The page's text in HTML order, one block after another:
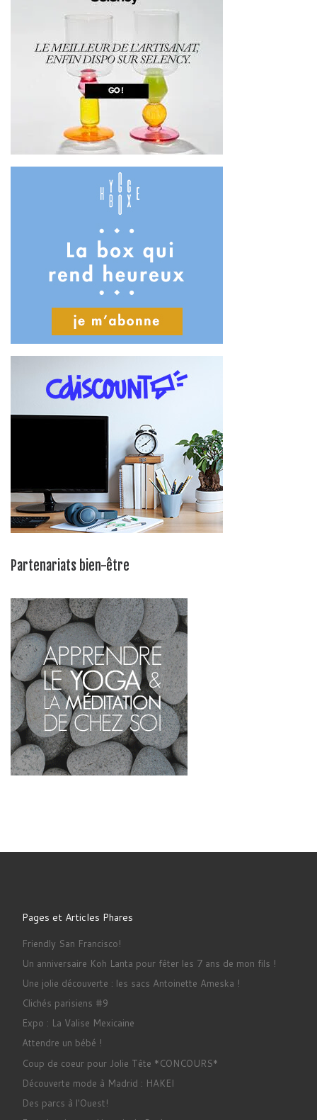
Partenariats bien-être
Pages et Articles Phares
Friendly San Francisco!
Un anniversaire Koh Lanta pour fêter les 7 ans de mon fils !
Une jolie découverte : les sacs Antoinette Ameska !
Clichés parisiens #9
Expo : La Valise Mexicaine
Attendre un bébé !
Coup de coeur pour Jolie Tête *CONCOURS*
Découverte mode à Madrid : HAKEI
Des parcs à l'Ouest!